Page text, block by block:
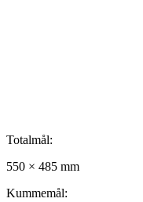
Totalmål:
550 × 485 mm
Kummemål: